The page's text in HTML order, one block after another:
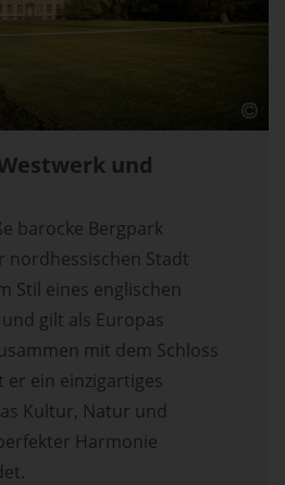
und
barocke Bergpark
nordhessischen Stadt
Stil eines englischen
gilt als Europas
mit dem Schloss
ein einzigartiges
Kultur, Natur und
Harmonie